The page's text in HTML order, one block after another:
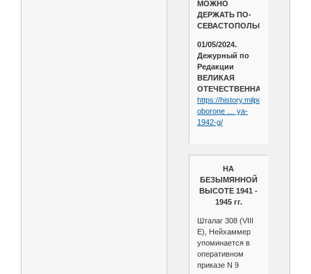
МОЖНО
ДЕРЖАТЬ ПО-
СЕВАСТОПОЛЬСКИ»
01/05/2024.
Дежурный по
Редакции
ВЕЛИКАЯ
ОТЕЧЕСТВЕННАЯ
https://history.milportal.ru/ob-
oborone … ya-
1942-g/
НА
БЕЗЫМЯННОЙ
ВЫСОТЕ 1941 -
1945 гг.
Шталаг 308 (VIII
E), Нейхаммер
упоминается в
оперативном
приказе N 9